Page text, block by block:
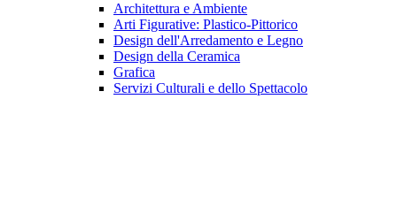
Architettura e Ambiente
Arti Figurative: Plastico-Pittorico
Design dell'Arredamento e Legno
Design della Ceramica
Grafica
Servizi Culturali e dello Spettacolo